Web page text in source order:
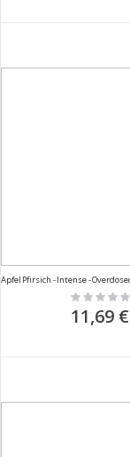
Rating:
0%
11,69 €